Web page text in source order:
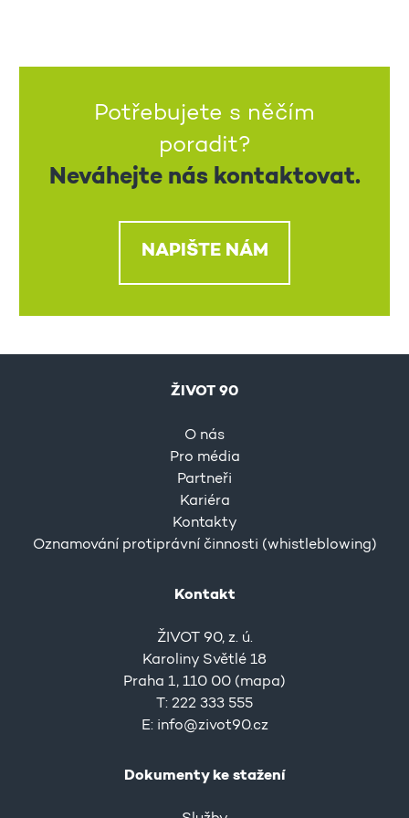
Potřebujete s něčím
poradit?
Neváhejte nás kontaktovat.
NAPIŠTE NÁM
ŽIVOT 90
O nás
Pro média
Partneři
Kariéra
Kontakty
Oznamování protiprávní činnosti (whistleblowing)
Kontakt
ŽIVOT 90, z. ú.
Karoliny Světlé 18
Praha 1, 110 00 (mapa)
T: 222 333 555
E: info@zivot90.cz
Dokumenty ke stažení